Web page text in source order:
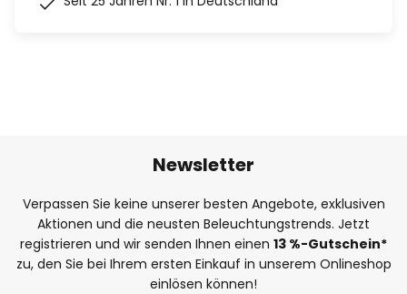
Newsletter
Verpassen Sie keine unserer besten Angebote, exklusiven
Aktionen und die neusten Beleuchtungstrends. Jetzt
registrieren und wir senden Ihnen einen 13 %-Gutschein*
zu, den Sie bei Ihrem ersten Einkauf in unserem Onlineshop
einlösen können!